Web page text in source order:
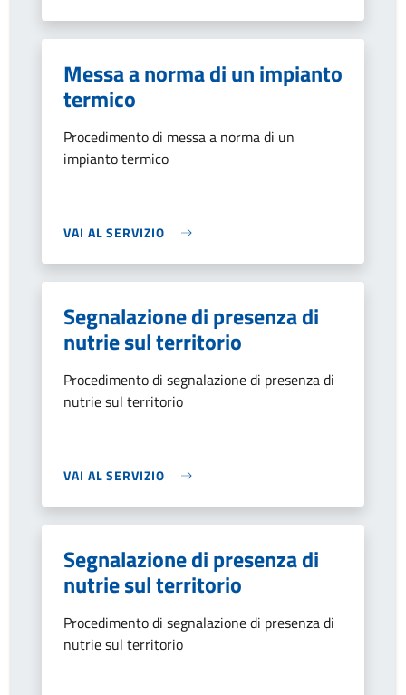
Messa a norma di un impianto
termico
Procedimento di messa a norma di un
impianto termico
VAI AL SERVIZIO
Segnalazione di presenza di
nutrie sul territorio
Procedimento di segnalazione di presenza di
nutrie sul territorio
VAI AL SERVIZIO
Segnalazione di presenza di
nutrie sul territorio
Procedimento di segnalazione di presenza di
nutrie sul territorio